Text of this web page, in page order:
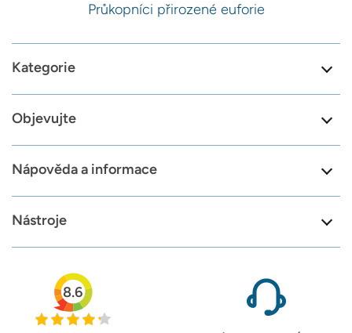
Průkopníci přirozené euforie
Kategorie
Objevujte
Nápověda a informace
Nástroje
8.6